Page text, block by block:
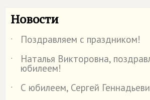
Новости
˙
Поздравляем с праздником!
˙
Наталья Викторовна,
юбилеем!
˙
С юбилеем, Сергей